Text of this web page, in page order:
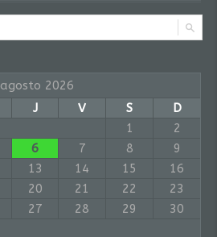
agosto 2026
J V S
D
1
2
6 7 8
9
13 14 15
16
20 21 22
23
27 28 29
30